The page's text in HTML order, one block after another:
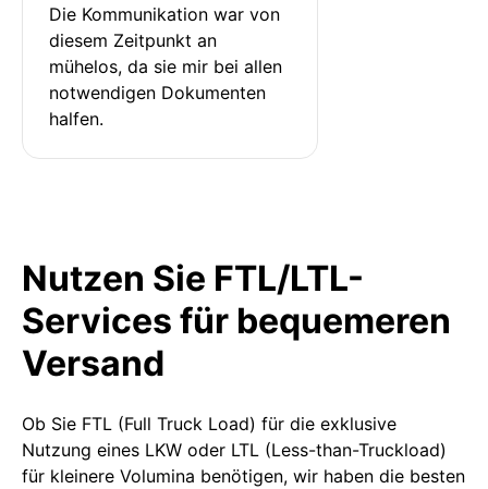
Die Kommunikation war von
diesem Zeitpunkt an
mühelos, da sie mir bei allen
notwendigen Dokumenten
halfen.
Nutzen Sie FTL/LTL-
Services für bequemeren
Versand
Ob Sie FTL (Full Truck Load) für die exklusive
Nutzung eines LKW oder LTL (Less-than-Truckload)
für kleinere Volumina benötigen, wir haben die besten